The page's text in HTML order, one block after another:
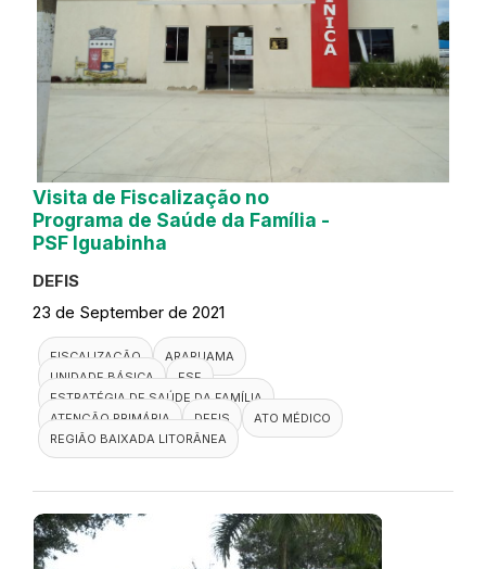
Visita de Fiscalização no
Programa de Saúde da Família -
PSF Iguabinha
DEFIS
23 de September de 2021
FISCALIZAÇÃO
ARARUAMA
UNIDADE BÁSICA
ESF
ESTRATÉGIA DE SAÚDE DA FAMÍLIA
ATENÇÃO PRIMÁRIA
DEFIS
ATO MÉDICO
REGIÃO BAIXADA LITORÂNEA